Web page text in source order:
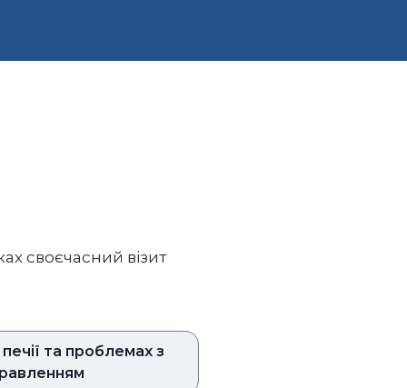
своєчасний візит
та проблемах з